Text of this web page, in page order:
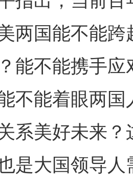
两国能不能跨
能不能携手
不能着眼两
系美好未来
是大国领导